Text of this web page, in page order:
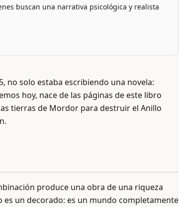
buscan una narrativa psicológica y realista
no solo estaba escribiendo una novela:
hoy, nace de las páginas de este libro
tierras de Mordor para destruir el Anillo
produce una obra de una riqueza
un decorado: es un mundo completamente